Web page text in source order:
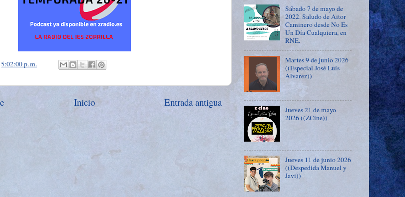
5:02:00 p. m.
Entrada antigua
Inicio
Sábado 7 de mayo de
2022. Saludo de Aitor
Caminero desde No Es
Un Día Cualquiera, en
RNE.
Martes 9 de junio 2026
((Especial José Luís
Álvarez))
Jueves 21 de mayo
2026 ((ZCine))
Jueves 11 de junio 2026
((Despedida Manuel y
Javi))